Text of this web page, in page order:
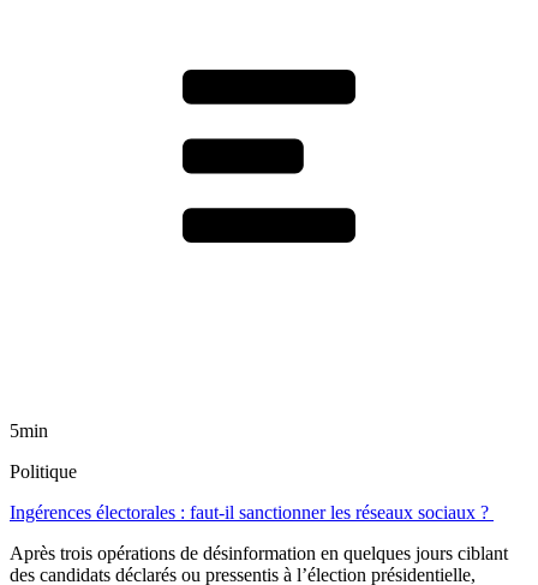
5min
Politique
Ingérences électorales : faut-il sanctionner les réseaux sociaux ?
Après trois opérations de désinformation en quelques jours ciblant
des candidats déclarés ou pressentis à l’élection présidentielle,